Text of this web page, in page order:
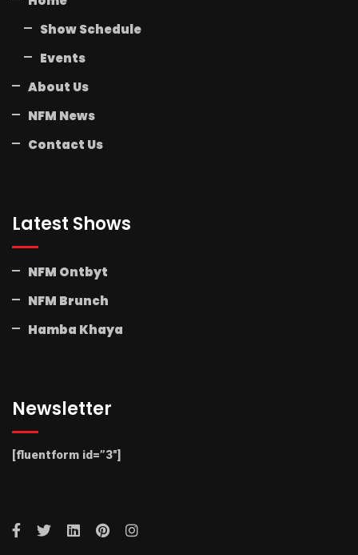
Show Schedule
Events
About Us
NFM News
Contact Us
Latest Shows
NFM Ontbyt
NFM Brunch
Hamba Khaya
Newsletter
[fluentform id=”3″]